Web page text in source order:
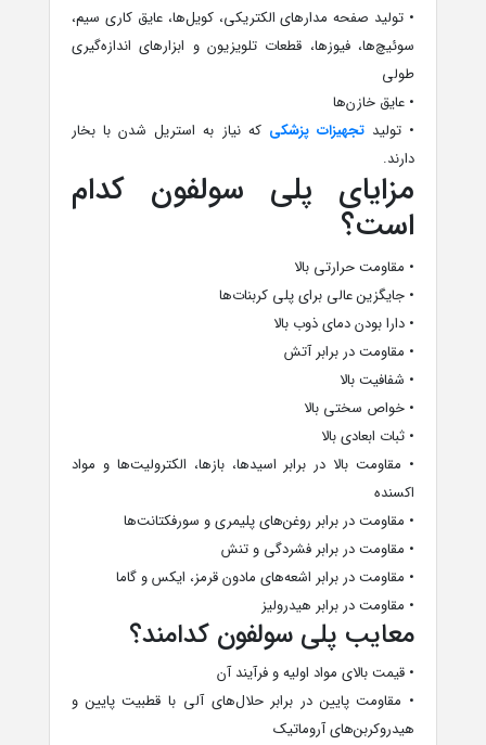
• تولید صفحه مدارهای الکتریکی، کویل‌ها، عایق‌ کاری سیم،
سوئیچ‌ها، فیوزها، قطعات تلویزیون و ابزارهای اندازه‌گیری
طولی
• عایق خازن‌ها
• تولیدتجهیزات پزشکی که نیاز به استریل شدن با بخار
دارند.
مزایای پلی سولفون کدام
است؟
• مقاومت حرارتی بالا
• جایگزین عالی برای پلی کربنات‌ها
• دارا بودن دمای ذوب بالا
• مقاومت در برابر آتش
• شفافیت بالا
• خواص سختی بالا
• ثبات ابعادی بالا
• مقاومت بالا در برابر اسیدها، بازها، الکترولیت‌ها و مواد
اکسنده
• مقاومت در برابر روغن‌های پلیمری و سورفکتانت‌ها
• مقاومت در برابر فشردگی و تنش
• مقاومت در برابر اشعه‌های مادون قرمز، ایکس و گاما
• مقاومت در برابر هیدرولیز
معایب پلی سولفون کدامند؟
• قیمت بالای مواد اولیه و فرآیند آن
• مقاومت پایین در برابر حلال‌های آلی با قطبیت پایین و
هیدروکربن‌های آروماتیک